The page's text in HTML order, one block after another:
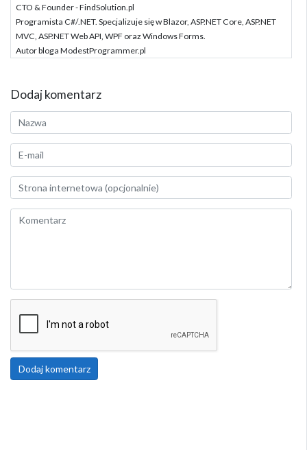
CTO & Founder - FindSolution.pl
Programista C#/.NET. Specjalizuje się w Blazor, ASP.NET Core, ASP.NET
MVC, ASP.NET Web API, WPF oraz Windows Forms.
Autor bloga ModestProgrammer.pl
Dodaj komentarz
Dodaj komentarz